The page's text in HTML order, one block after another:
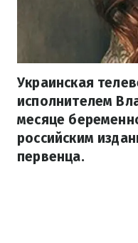
Украинская
исполнителем
месяце
российским
первенца.